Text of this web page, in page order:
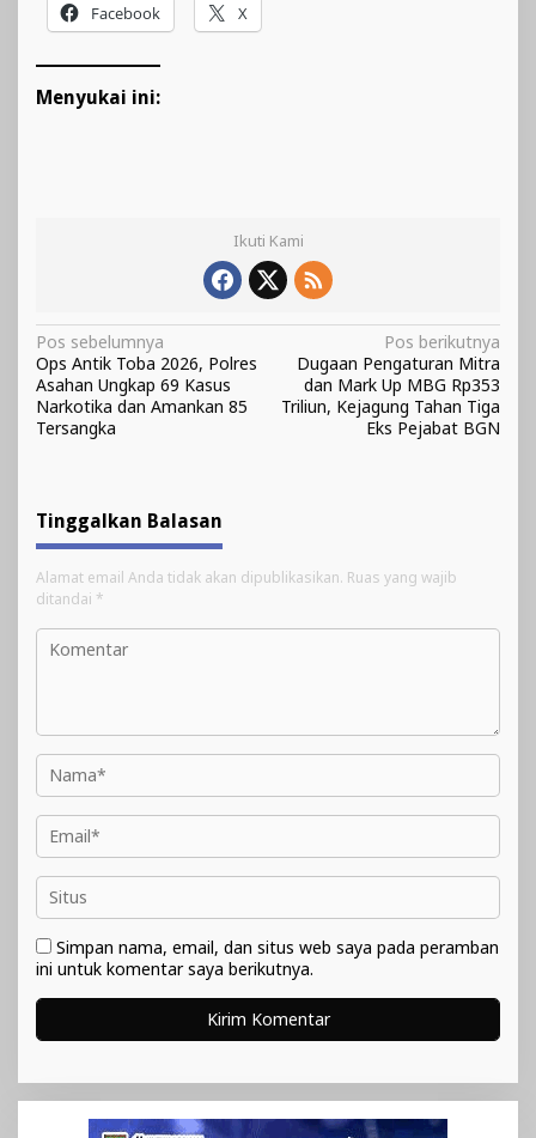
Facebook X
Menyukai ini:
Ikuti Kami
Navigasi
pos
Pos sebelumnya
Ops Antik Toba 2026, Polres
Asahan Ungkap 69 Kasus
Narkotika dan Amankan 85
Tersangka
Pos berikutnya
Dugaan Pengaturan Mitra
dan Mark Up MBG Rp353
Triliun, Kejagung Tahan Tiga
Eks Pejabat BGN
Tinggalkan Balasan
Alamat email Anda tidak akan dipublikasikan. Ruas yang wajib
ditandai *
Simpan nama, email, dan situs web saya pada peramban
ini untuk komentar saya berikutnya.